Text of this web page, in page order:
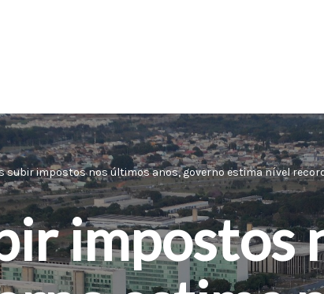
subir impostos nos últimos anos, governo estima nível
impostos